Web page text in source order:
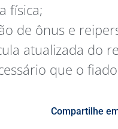
física;
de ônus e
atualizada do
que o
Compartilhe